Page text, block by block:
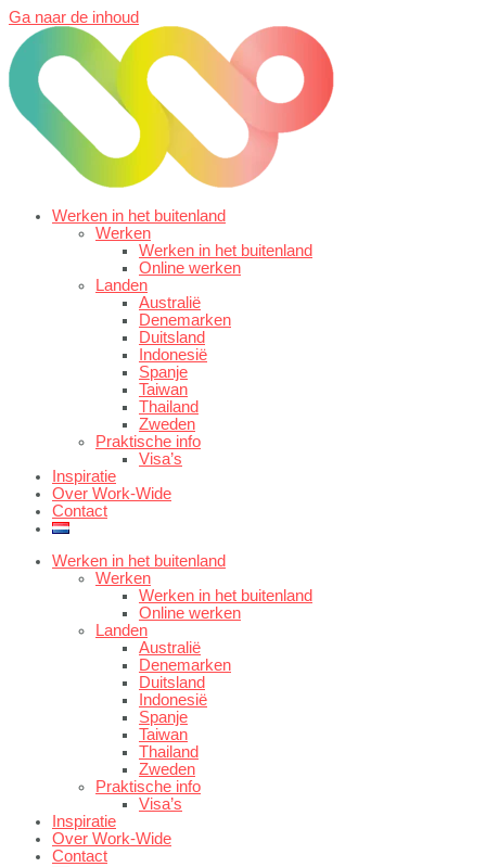
Ga naar de inhoud
Werken in het buitenland
Werken
Werken in het buitenland
Online werken
Landen
Australië
Denemarken
Duitsland
Indonesië
Spanje
Taiwan
Thailand
Zweden
Praktische info
Visa’s
Inspiratie
Over Work-Wide
Contact
Werken in het buitenland
Werken
Werken in het buitenland
Online werken
Landen
Australië
Denemarken
Duitsland
Indonesië
Spanje
Taiwan
Thailand
Zweden
Praktische info
Visa’s
Inspiratie
Over Work-Wide
Contact